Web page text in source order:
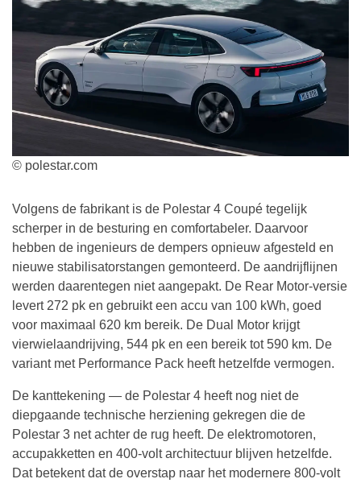
© polestar.com
Volgens de fabrikant is de Polestar 4 Coupé tegelijk
scherper in de besturing en comfortabeler. Daarvoor
hebben de ingenieurs de dempers opnieuw afgesteld en
nieuwe stabilisatorstangen gemonteerd. De aandrijflijnen
werden daarentegen niet aangepakt. De Rear Motor-versie
levert 272 pk en gebruikt een accu van 100 kWh, goed
voor maximaal 620 km bereik. De Dual Motor krijgt
vierwielaandrijving, 544 pk en een bereik tot 590 km. De
variant met Performance Pack heeft hetzelfde vermogen.
De kanttekening — de Polestar 4 heeft nog niet de
diepgaande technische herziening gekregen die de
Polestar 3 net achter de rug heeft. De elektromotoren,
accupakketten en 400-volt architectuur blijven hetzelfde.
Dat betekent dat de overstap naar het modernere 800-volt